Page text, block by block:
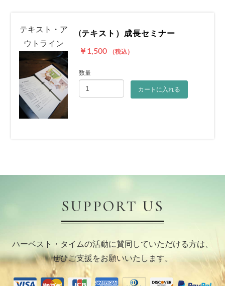
テキスト・ア
ウトライン
(テキスト）成長セミナー
￥1,500 （税込）
数量
カートに入れる
お買い物を続ける
SUPPORT US
ハーベスト・タイムの活動に賛同していただける方は、
ぜひご支援をお願いいたします。